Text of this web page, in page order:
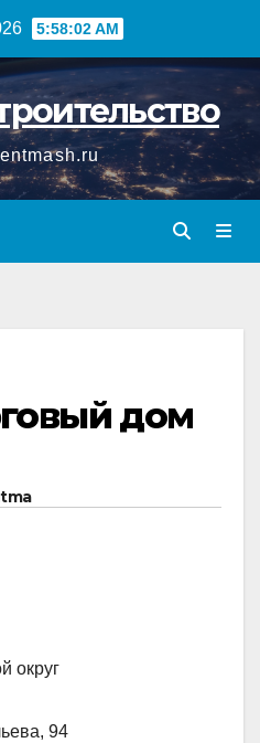
5:58:03 AM
дом
округ
94